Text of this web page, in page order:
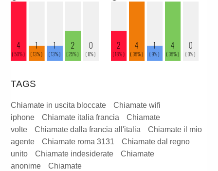
TAGS
Chiamate in uscita bloccate
Chiamate wifi
iphone
Chiamate italia francia
Chiamate
volte
Chiamate dalla francia all'italia
Chiamate il mio
agente
Chiamate roma 3131
Chiamate dal regno
unito
Chiamate indesiderate
Chiamate
anonime
Chiamate